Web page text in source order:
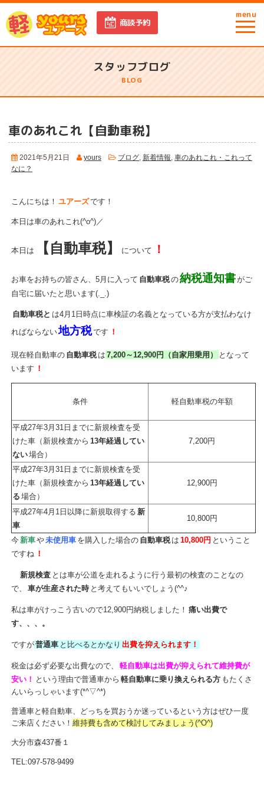
商談予約
menu
スタッフブログ
BLOG
車のあれこれ【自動車税】
2021年5月21日 yours ブログ 新着情報 車のあれこれ・これって
なに？
こんにちは！ ユアーズです！
本日は車のあれこれ(^o^)／
本日は 【自動車税】 について ！
お車をお持ちの皆さん、5月に入って 自動車税の納税通知書がご
自宅に届いたと思います(._.)
自動車税と は4月1日時点に車検証の名義となっている方が支払わなけ
ればならない地方税です ！
現在軽自動車の 自動車税 は 7,200～12,900円（自家用乗用）
となって
います ！
条件 軽自動車税の年額
平成27年3月31日までに新規検査を受
けた車（新規検査から 13年経過してい
ない場合）
7,200円
平成27年3月31日までに新規検査を受
けた車（新規検査から 13年経過してい
る 場合）
12,900円
平成27年4月1日以降に新規取得する 新
車
10,800円
今新車や未使用車 を購入した場合の 自動車税 は 10,800円 ということ
ですね ！
新規検査 とは車が公道を走れるように行う最初の検査のことなの
で、
車が生産された時 と考えてもいいでしょう(^^♪
私は車がけっこう古いので12,900円納税しました！ 痛い出費で
す、、、。
ですが普通車 と比べるとかなり 出費を抑えられます ！
税金は必ず必要な出費なので、
軽自動車は出費が抑えられて維持費が
安い！ という理由で普通車から 軽自動車に乗り換えられる方 もたくさ
んいらっしゃいます(*^▽^*)
普通車と軽自動車、どっちを買おうか迷っているという方はぜひ一度
ご来店ください！ 維持費も含めて検討してみましょう(^O^)
大分市森437番１
TEL:097-578-9499